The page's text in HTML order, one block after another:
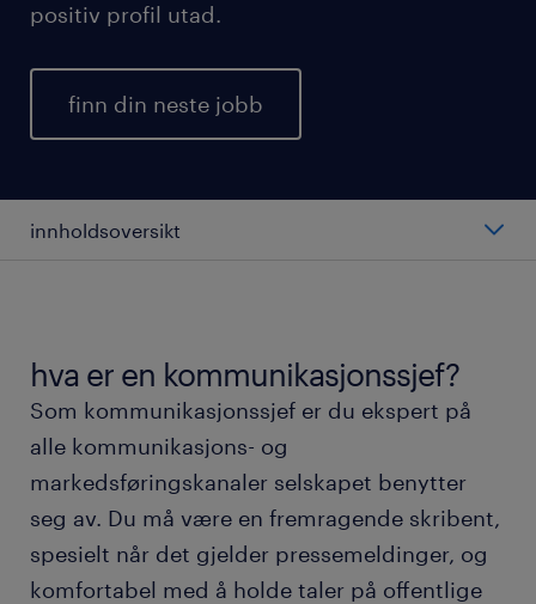
positiv profil utad.
finn din neste jobb
innholdsoversikt
ulike typer kommunikasjonssjefer.
arbeidshverdagen som kommunikasjonssjef.
ferdigheter og utdanning for
kommunikasjonssjefer.
hva er en kommunikasjonssjef?
Som kommunikasjonssjef er du ekspert på
alle kommunikasjons- og
markedsføringskanaler selskapet benytter
seg av. Du må være en fremragende skribent,
spesielt når det gjelder pressemeldinger, og
komfortabel med å holde taler på offentlige